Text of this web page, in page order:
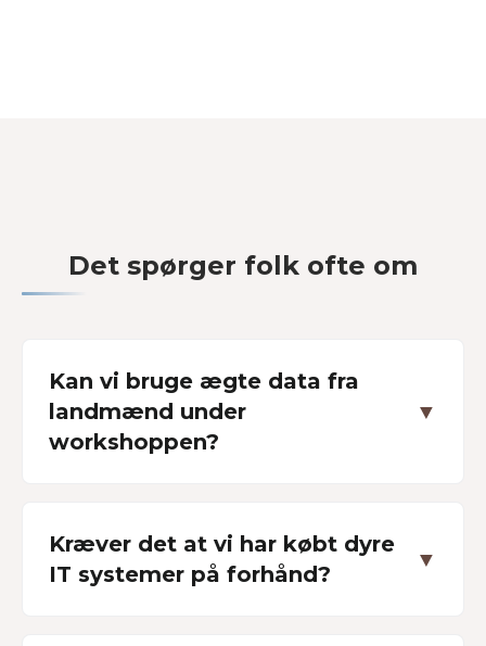
Det spørger folk ofte om
Kan vi bruge ægte data fra
landmænd under
workshoppen?
▼
Kræver det at vi har købt dyre
IT systemer på forhånd?
▼